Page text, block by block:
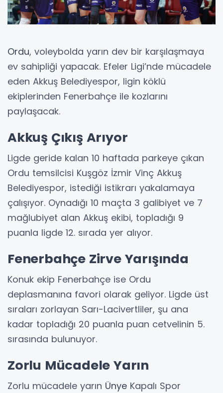
Ordu, voleybolda yarın dev bir karşılaşmaya
ev sahipliği yapacak. Efeler Ligi’nde mücadele
eden Akkuş Belediyespor, ligin köklü
ekiplerinden Fenerbahçe ile kozlarını
paylaşacak.
Akkuş Çıkış Arıyor
Ligde geride kalan 10 haftada parkeye çıkan
Ordu temsilcisi Kuşgöz İzmir Vinç Akkuş
Belediyespor, istediği istikrarı yakalamaya
çalışıyor. Oynadığı 10 maçta 3 galibiyet ve 7
mağlubiyet alan Akkuş ekibi, topladığı 9
puanla ligde 12. sırada yer alıyor.
Fenerbahçe Zirve Yarışında
Konuk ekip Fenerbahçe ise Ordu
deplasmanına favori olarak geliyor. Ligde üst
sıraları zorlayan Sarı-Lacivertliler, şu ana
kadar topladığı 20 puanla puan cetvelinin 5.
sırasında bulunuyor.
Zorlu Mücadele Yarın
Zorlu mücadele yarın Ünye Kapalı Spor